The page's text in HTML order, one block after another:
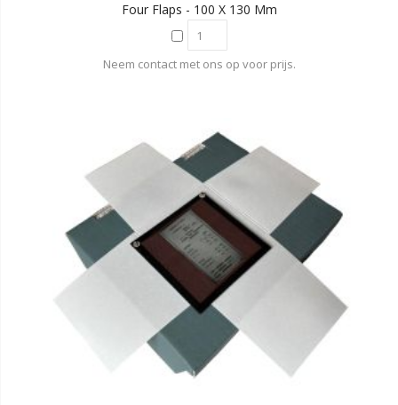
Four Flaps - 100 X 130 Mm
Neem contact met ons op voor prijs.